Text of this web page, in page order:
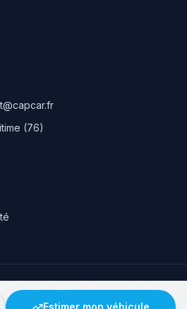
(76)
CapCar, Agent formateur· ©
Tous droits réservés
Estimer mon véhicule